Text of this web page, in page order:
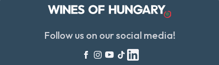
Follow us on our social media!